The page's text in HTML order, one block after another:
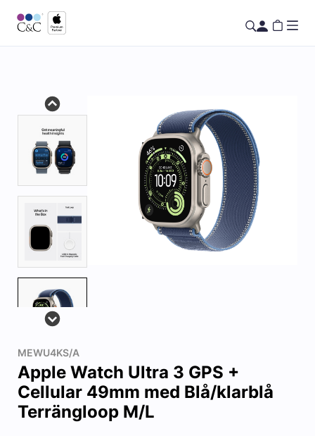
MEWU4KS/A
Apple Watch Ultra 3 GPS +
Cellular 49mm med Blå/klarblå
Terrängloop M/L